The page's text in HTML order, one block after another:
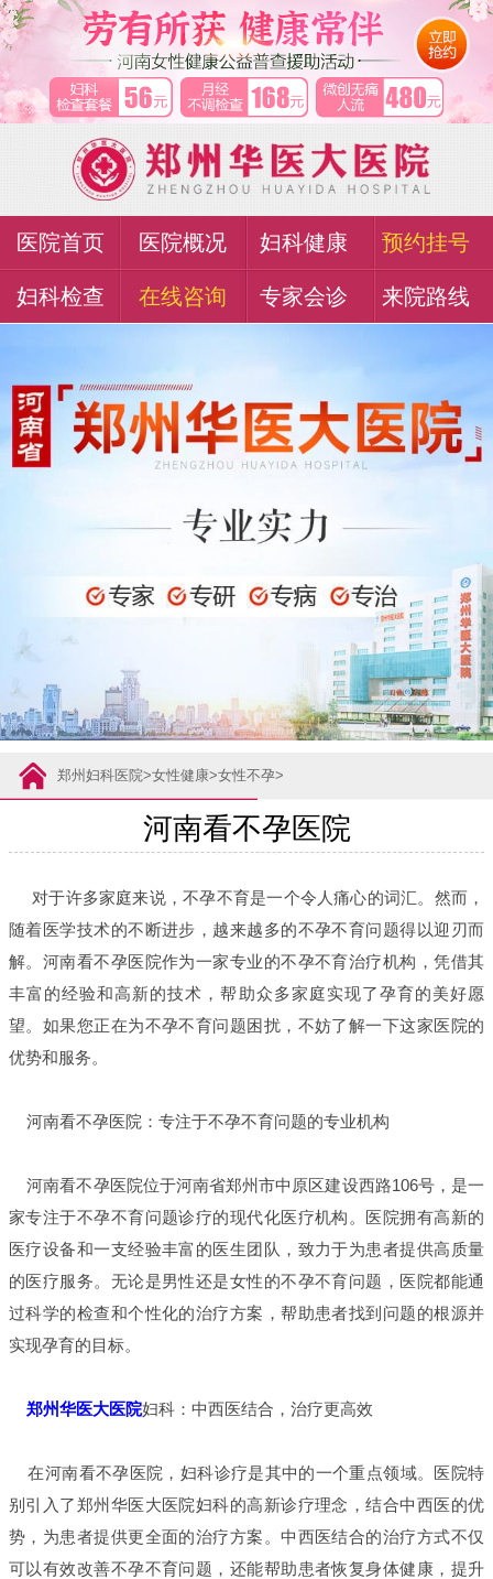
医院首页 医院概况 妇科健康 预约挂号
妇科检查 在线咨询 专家会诊 来院路线
郑州妇科医院>女性健康>女性不孕>
河南看不孕医院
对于许多家庭来说，不孕不育是一个令人痛心的词汇。然而，
随着医学技术的不断进步，越来越多的不孕不育问题得以迎刃而
解。河南看不孕医院作为一家专业的不孕不育治疗机构，凭借其
丰富的经验和高新的技术，帮助众多家庭实现了孕育的美好愿
望。如果您正在为不孕不育问题困扰，不妨了解一下这家医院的
优势和服务。
河南看不孕医院：专注于不孕不育问题的专业机构
河南看不孕医院位于河南省郑州市中原区建设西路106号，是一
家专注于不孕不育问题诊疗的现代化医疗机构。医院拥有高新的
医疗设备和一支经验丰富的医生团队，致力于为患者提供高质量
的医疗服务。无论是男性还是女性的不孕不育问题，医院都能通
过科学的检查和个性化的治疗方案，帮助患者找到问题的根源并
实现孕育的目标。
郑州华医大医院妇科：中西医结合，治疗更高效
在河南看不孕医院，妇科诊疗是其中的一个重点领域。医院特
别引入了郑州华医大医院妇科的高新诊疗理念，结合中西医的优
势，为患者提供更全面的治疗方案。中西医结合的治疗方式不仅
可以有效改善不孕不育问题，还能帮助患者恢复身体健康，提升